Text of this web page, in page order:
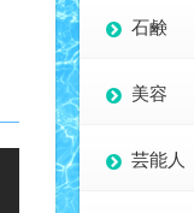
石鹸
美容
芸能人